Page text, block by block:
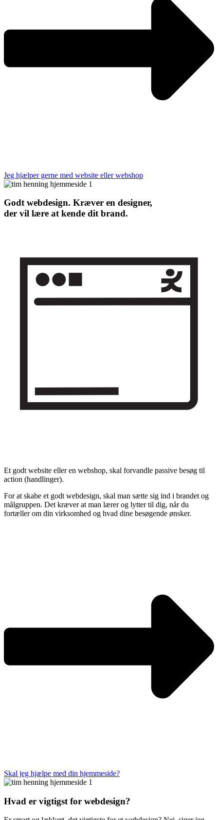
Jeg hjælper gerne med website eller webshop
Godt webdesign. Kræver en designer,
der vil lære at kende dit brand.
Et godt website eller en webshop, skal forvandle passive besøg til
action (handlinger).
For at skabe et godt webdesign, skal man sætte sig ind i brandet og
målgruppen. Det kræver at man lærer og lytter til dig, når du
fortæller om din virksomhed og hvad dine besøgende ønsker.
Skal jeg hjælpe med din hjemmeside?
Hvad er vigtigst for webdesign?